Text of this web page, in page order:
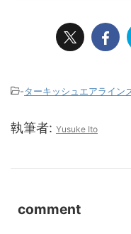
-ターキッシュエアライン
執筆者: Yusuke Ito
comment